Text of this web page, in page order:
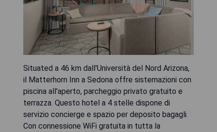
Situated a 46 km dall'Università del Nord Arizona,
il Matterhorn Inn a Sedona offre sistemazioni con
piscina all'aperto, parcheggio privato gratuito e
terrazza. Questo hotel a 4 stelle dispone di
servizio concierge e spazio per deposito bagagli.
Con connessione WiFi gratuita in tutta la